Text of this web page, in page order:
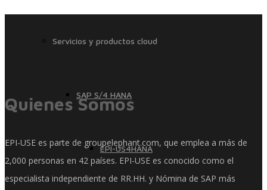
Servicios y productos cloud
SAP S/4 HANA
EPI-US4HANA
Quienes Somos
EPI-USE es parte de groupelephant.com, que emplea a más de
2,000 personas en 42 países. EPI-USE es conocido como el
especialista independiente de RR.HH. y Nómina de SAP más